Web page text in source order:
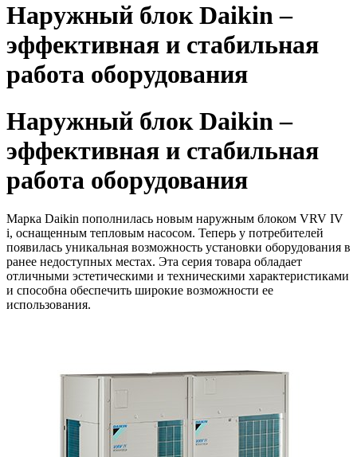
Наружный блок Daikin –
эффективная и стабильная
работа оборудования
Наружный блок Daikin –
эффективная и стабильная
работа оборудования
Марка Daikin пополнилась новым наружным блоком VRV IV
i, оснащенным тепловым насосом. Теперь у потребителей
появилась уникальная возможность установки оборудования в
ранее недоступных местах. Эта серия товара обладает
отличными эстетическими и техническими характеристиками
и способна обеспечить широкие возможности ее
использования.